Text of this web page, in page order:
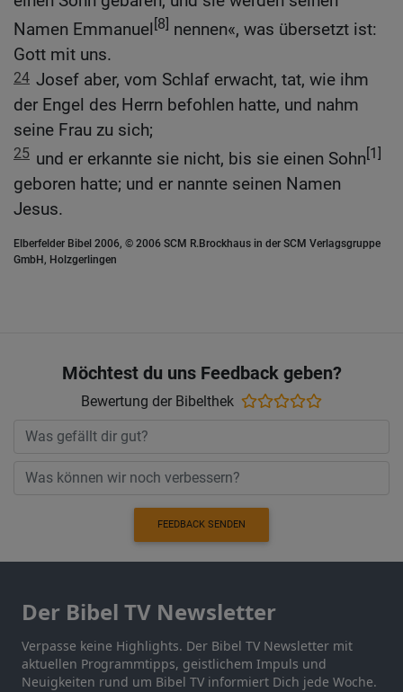
Namen Emmanuel [8] nennen«, was übersetzt ist:
Gott mit uns.
24 Josef aber, vom Schlaf erwacht, tat, wie ihm
der Engel des Herrn befohlen hatte, und nahm
seine Frau zu sich;
25 und er erkannte sie nicht, bis sie einen Sohn[1]
geboren hatte; und er nannte seinen Namen
Jesus.
Elberfelder Bibel 2006, © 2006 SCM R.Brockhaus in der SCM Verlagsgruppe
GmbH, Holzgerlingen
Möchtest du uns Feedback geben?
Bewertung der Bibelthek
FEEDBACK SENDEN
Der Bibel TV Newsletter
Verpasse keine Highlights. Der Bibel TV Newsletter mit
aktuellen Programmtipps, geistlichem Impuls und
Neuigkeiten rund um Bibel TV informiert Dich jede Woche.